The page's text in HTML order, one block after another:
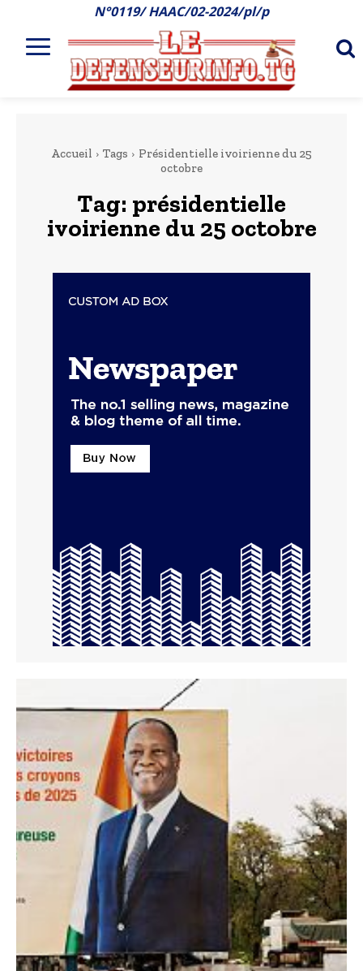
N°0119/ HAAC/02-2024/pl/p
Accueil Tags
Présidentielle ivoirienne du 25
octobre
Tag: présidentielle
ivoirienne du 25 octobre